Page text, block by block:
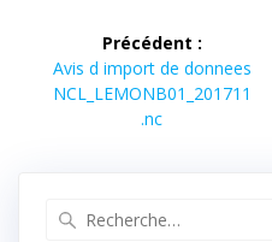
Navigation
de
l’article
Précédent :
Article
précédent :
Avis d import de donnees
NCL_LEMONB01_201711
.nc